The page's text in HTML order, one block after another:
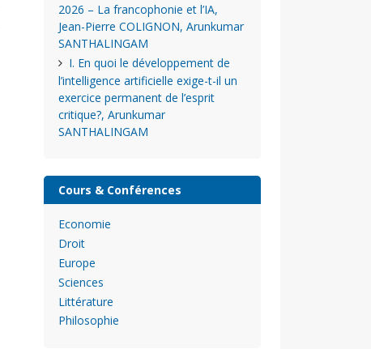
2026 – La francophonie et l’IA,
Jean-Pierre COLIGNON, Arunkumar
SANTHALINGAM
I. En quoi le développement de
l’intelligence artificielle exige-t-il un
exercice permanent de l’esprit
critique?, Arunkumar
SANTHALINGAM
Cours & Conférences
Economie
Droit
Europe
Sciences
Littérature
Philosophie